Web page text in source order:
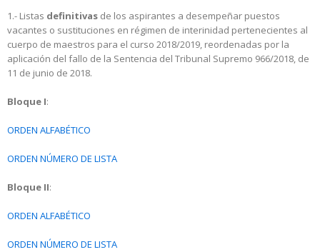
1.- Listas definitivas de los aspirantes a desempeñar puestos
vacantes o sustituciones en régimen de interinidad pertenecientes al
cuerpo de maestros para el curso 2018/2019, reordenadas por la
aplicación del fallo de la Sentencia del Tribunal Supremo 966/2018, de
11 de junio de 2018.
Bloque I:
ORDEN ALFABÉTICO
ORDEN NÚMERO DE LISTA
Bloque II:
ORDEN ALFABÉTICO
ORDEN NÚMERO DE LISTA